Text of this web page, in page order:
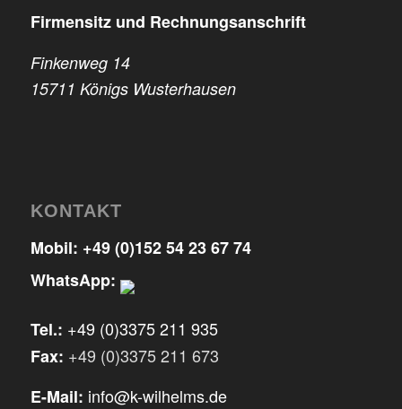
Firmensitz und Rechnungsanschrift
Finkenweg 14
15711 Königs Wusterhausen
KONTAKT
Mobil: +49 (0)152 54 23 67 74
WhatsApp:
Tel.: +49 (0)3375 211 935
Fax: +49 (0)3375 211 673
E-Mail: info@k-wilhelms.de